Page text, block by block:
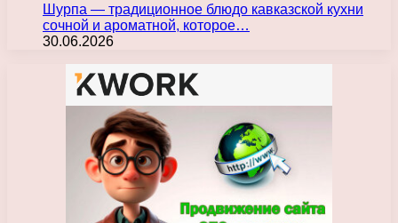
Шурпа — традиционное блюдо кавказской кухни
сочной и ароматной, которое…
30.06.2026